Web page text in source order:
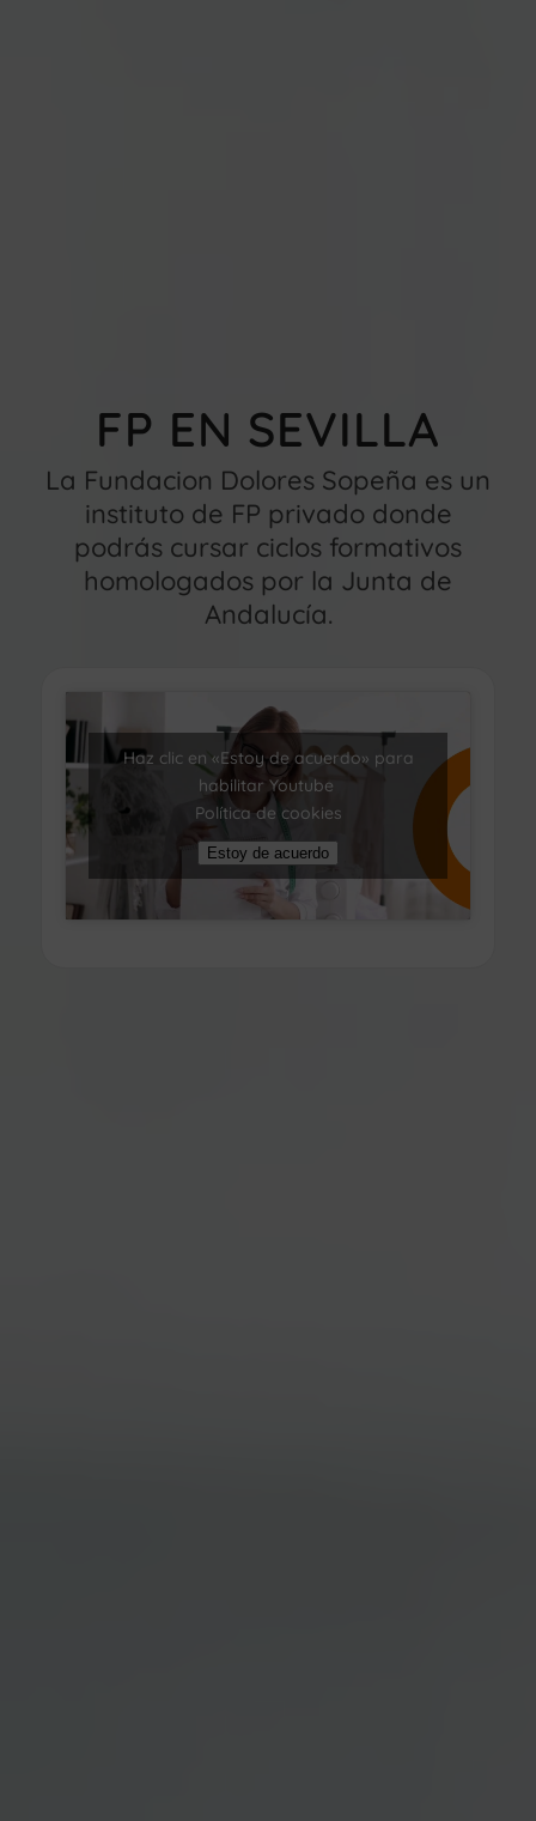
FP EN SEVILLA
La Fundacion Dolores Sopeña es un
instituto de FP privado donde
podrás cursar ciclos formativos
homologados por la Junta de
Andalucía.
Haz clic en «Estoy de acuerdo» para
habilitar Youtube
Política de cookies
Estoy de acuerdo